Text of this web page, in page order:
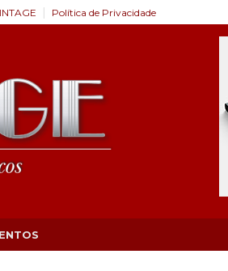
Política de Privacidade